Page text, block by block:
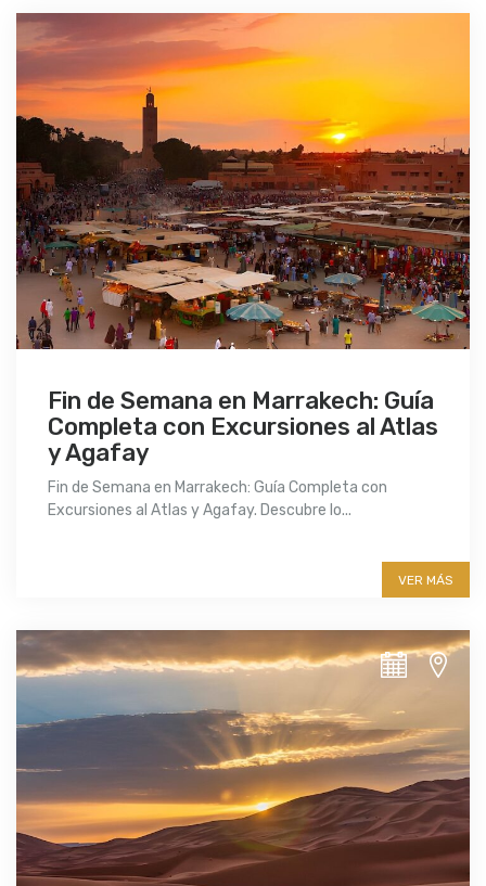
Fin de Semana en Marrakech: Guía
Completa con Excursiones al Atlas
y Agafay
Fin de Semana en Marrakech: Guía Completa con
Excursiones al Atlas y Agafay. Descubre lo...
VER MÁS